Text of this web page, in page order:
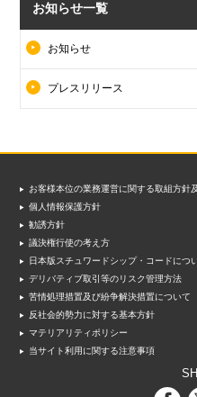
お知らせ一覧
お知らせ
プレスリリース
お客様本位の業務運営に関する取組方針
個人情報保護方針
勧誘方針
議決権行使の考え方
日本版スチュワードシップ・コードにつ
デリバティブ取引等のリスク管理方法
苦情処理措置及び紛争解決措置について
反社会的勢力に対する基本方針
マテリアリティポリシー
当サイト利用に関する注意事項